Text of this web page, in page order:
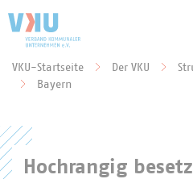
Sie befinden sich hier:
VKU-Startseite Der VKU
Bayern
Hochrangig